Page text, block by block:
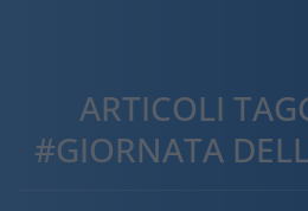
ARTICOLI
#GIORNATA